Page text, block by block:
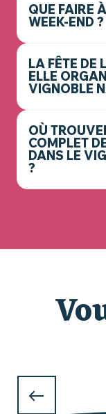
QUE FAIRE
WEEK-END ?
LA FÊTE DE
ELLE
VIGNOBLE
OÙ
COMPLET
DANS LE
?
QUE